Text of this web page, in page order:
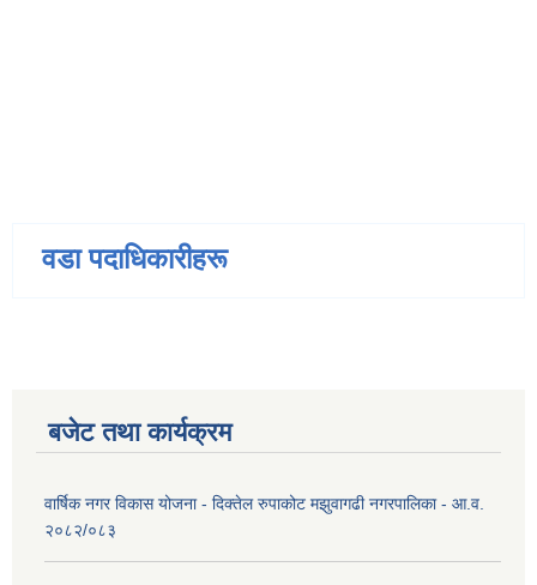
वडा पदाधिकारीहरू
बजेट तथा कार्यक्रम
वार्षिक नगर विकास योजना - दिक्तेल रुपाकोट मझुवागढी नगरपालिका - आ.व.
२०८२/०८३